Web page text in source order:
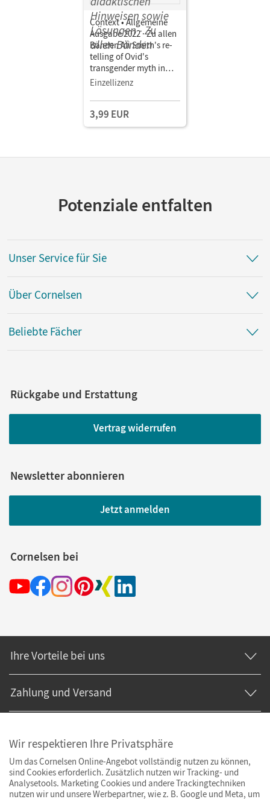
Context • Allgemeine
Ausgabe 2022 · Zu allen
Bänden Ali Smith's re-
telling of Ovid's
transgender myth in
"Girl meets Boy" •
Materialien, Aufgaben,
didaktischen Hinweisen
sowie Lösungen
Einzellizenz
3,99 EUR
Potenziale entfalten
Unser Service für Sie
Über Cornelsen
Beliebte Fächer
Rückgabe und Erstattung
Vertrag widerrufen
Newsletter abonnieren
Jetzt anmelden
Cornelsen bei
Ihre Vorteile bei uns
Zahlung und Versand
Wir respektieren Ihre Privatsphäre
Um das Cornelsen Online-Angebot vollständig nutzen zu können,
sind Cookies erforderlich. Zusätzlich nutzen wir Tracking- und
Analysetools. Marketing Cookies und andere Trackingtechniken
nutzen wir und unsere Werbepartner, wie z. B. Google und Meta, um